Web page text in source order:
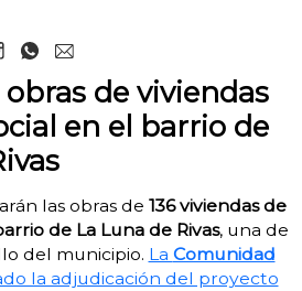
de viviendas
en el barrio de
las obras de 136 viviendas de
de La Luna de Rivas, una de
del municipio. La Comunidad
la adjudicación del proyecto